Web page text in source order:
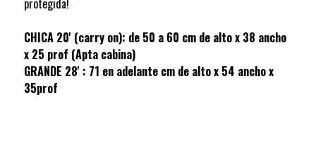
CHICA 20' (carry on): de 50 a 60 cm de alto x 38 ancho
x 25 prof (Apta cabina)
GRANDE 28' : 71 en adelante cm de alto x 54 ancho x
35prof